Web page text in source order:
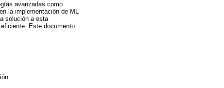
avanzadas como
la implementación de ML
solución a esta
Este documento